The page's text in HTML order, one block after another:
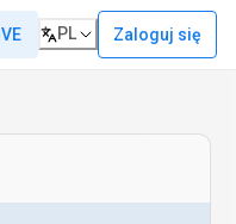
PL Zaloguj się